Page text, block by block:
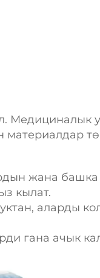
Медициналык
материалдар
жана
кылат.
аларды
гана ачык